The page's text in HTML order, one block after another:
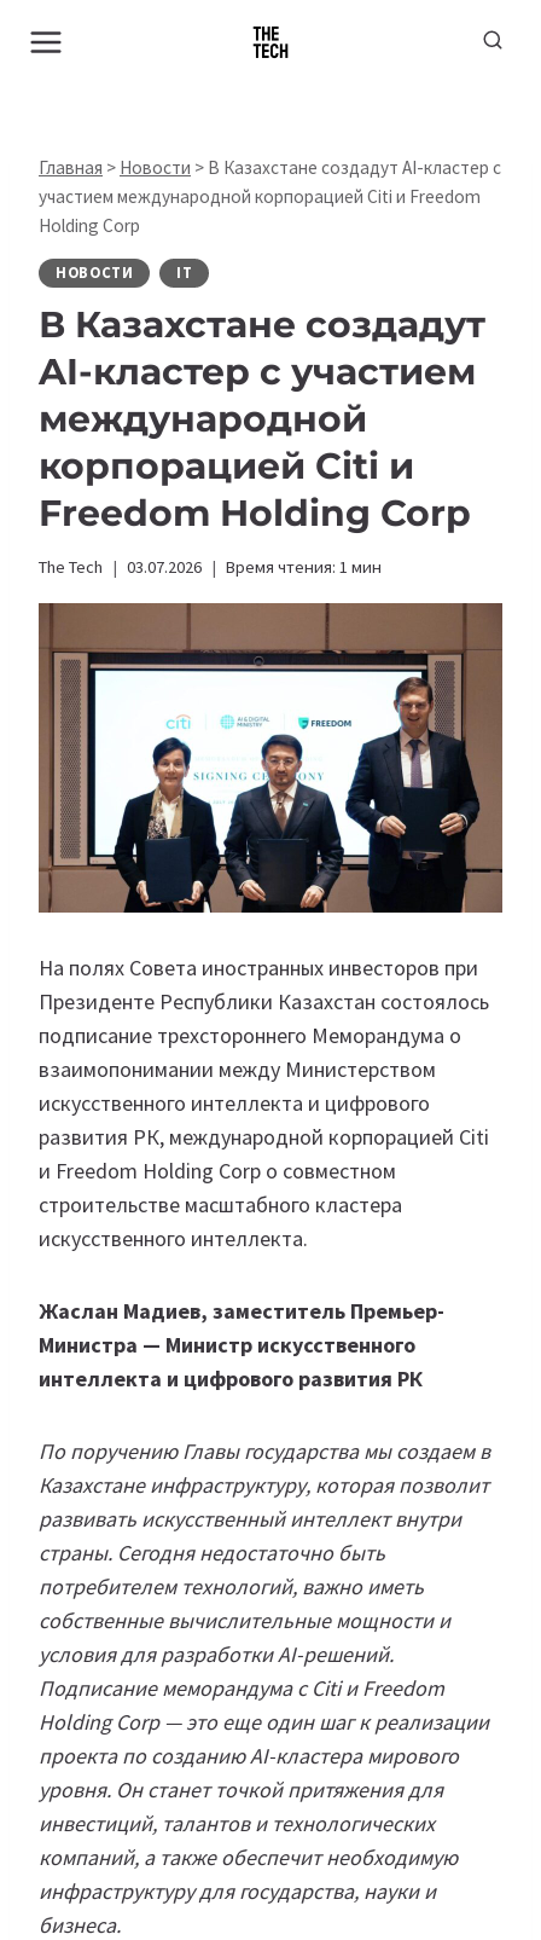
Главная > Новости > В Казахстане создадут AI-кластер с
участием международной корпорацией Citi и Freedom
Holding Corp
НОВОСТИ IT
В Казахстане создадут
AI-кластер с участием
международной
корпорацией Citi и
Freedom Holding Corp
The Tech 03.07.2026 Время чтения: 1 мин
На полях Совета иностранных инвесторов при
Президенте Республики Казахстан состоялось
подписание трехстороннего Меморандума о
взаимопонимании между Министерством
искусственного интеллекта и цифрового
развития РК, международной корпорацией Citi
и Freedom Holding Corp о совместном
строительстве масштабного кластера
искусственного интеллекта.
Жаслан Мадиев, заместитель Премьер-
Министра — Министр искусственного
интеллекта и цифрового развития РК
По поручению Главы государства мы создаем в
Казахстане инфраструктуру, которая позволит
развивать искусственный интеллект внутри
страны. Сегодня недостаточно быть
потребителем технологий, важно иметь
собственные вычислительные мощности и
условия для разработки AI-решений.
Подписание меморандума с Citi и Freedom
Holding Corp — это еще один шаг к реализации
проекта по созданию AI-кластера мирового
уровня. Он станет точкой притяжения для
инвестиций, талантов и технологических
компаний, а также обеспечит необходимую
инфраструктуру для государства, науки и
бизнеса.